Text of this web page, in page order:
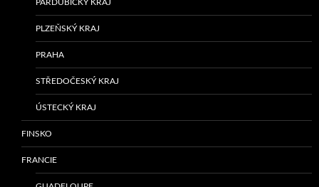
PARDUBICKÝ KRAJ
PLZEŇSKÝ KRAJ
PRAHA
STŘEDOČESKÝ KRAJ
ÚSTECKÝ KRAJ
FINSKO
FRANCIE